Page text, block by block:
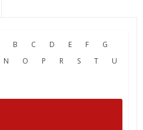
B C D E F
G
N O P R S T
U